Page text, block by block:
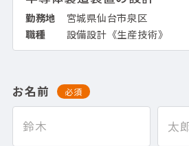
勤務地
宮城県仙台市泉区
職種
設備設計《生産技術》
お名前 必須